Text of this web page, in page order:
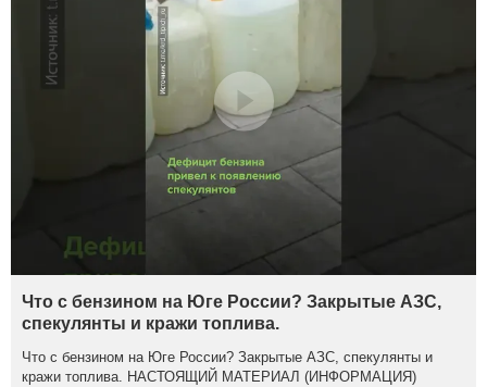
Что с бензином на Юге России? Закрытые АЗС,
спекулянты и кражи топлива.
Что с бензином на Юге России? Закрытые АЗС, спекулянты и
кражи топлива. НАСТОЯЩИЙ МАТЕРИАЛ (ИНФОРМАЦИЯ)